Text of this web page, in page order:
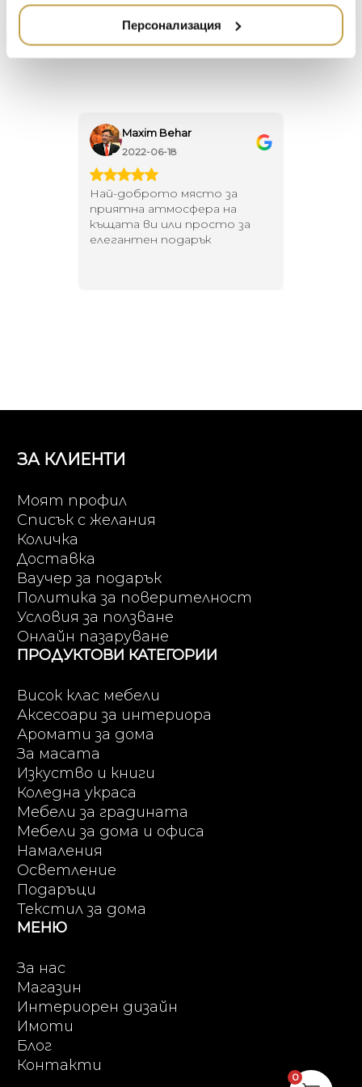
Персонализация
several stylish colors.
Maxim Behar
2022-06-18
Най-доброто място за
приятна атмосфера на
къщата ви или просто за
елегантен подарък
ЗА КЛИЕНТИ
Моят профил
Списък с желания
Количка
Доставка
Ваучер за подарък
Политика за поверителност
Условия за ползване
Онлайн пазаруване
ПРОДУКТОВИ КАТЕГОРИИ
Висок клас мебели
Аксесоари за интериора
Аромати за дома
За масата
Изкуство и книги
Коледна украса
Мебели за градината
Мебели за дома и офиса
Намаления
Осветление
Подаръци
Текстил за дома
МЕНЮ
За нас
Магазин
Интериорен дизайн
Имоти
Блог
Контакти
ZUIVER
DUTCHBONE
0